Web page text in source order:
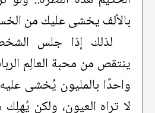
بالألف يخشى عليك من
لذلك إذا جلس
ينتقص من محبة العالِم
واحدًا بالمليون يُخشى
لا تراه العيون، ولكن